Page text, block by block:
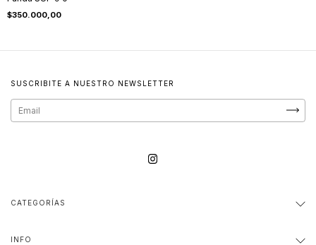
$350.000,00
SUSCRIBITE A NUESTRO NEWSLETTER
CATEGORÍAS
INFO